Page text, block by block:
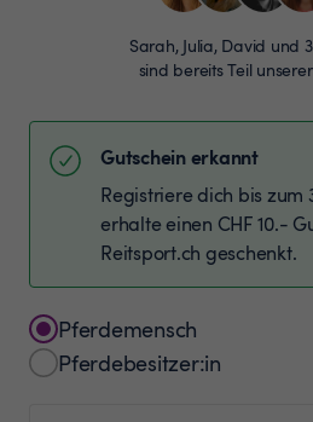
Sarah, Julia, David und
sind bereits Teil
Gutschein erkannt
Registriere dich bis zum
erhalte einen CHF 10.-
Reitsport.ch geschenkt.
Pferdemensch
Pferdebesitzer:in